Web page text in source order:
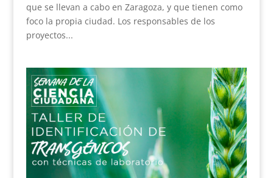
que se llevan a cabo en Zaragoza, y que tienen como
foco la propia ciudad. Los responsables de los
proyectos...